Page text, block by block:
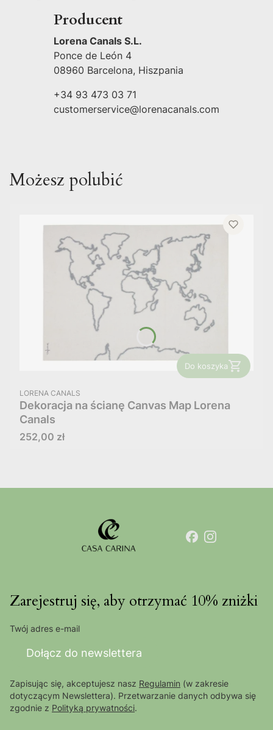
Producent
Lorena Canals S.L.
Ponce de León 4
08960 Barcelona, Hiszpania
+34 93 473 03 71
customerservice@lorenacanals.com
Możesz polubić
Do koszyka
PRODUCENT
LORENA CANALS
Dekoracja na ścianę Canvas Map Lorena
Canals
Cena
252,00 zł
Zarejestruj się, aby otrzymać 10% zniżki
Twój adres e-mail
Dołącz do newslettera
Zapisując się, akceptujesz nasz Regulamin (w zakresie
dotyczącym Newslettera). Przetwarzanie danych odbywa się
zgodnie z Polityką prywatności.